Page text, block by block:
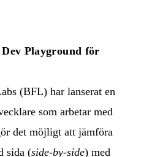
Playground för
(BFL) har lanserat en
som arbetar med
det möjligt att jämföra
sida (side-by-side) med